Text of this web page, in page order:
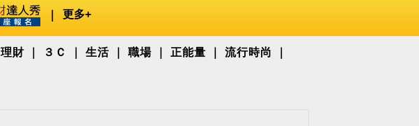
更多+
理財 ３Ｃ 生活 職場 正能量 流行時尚